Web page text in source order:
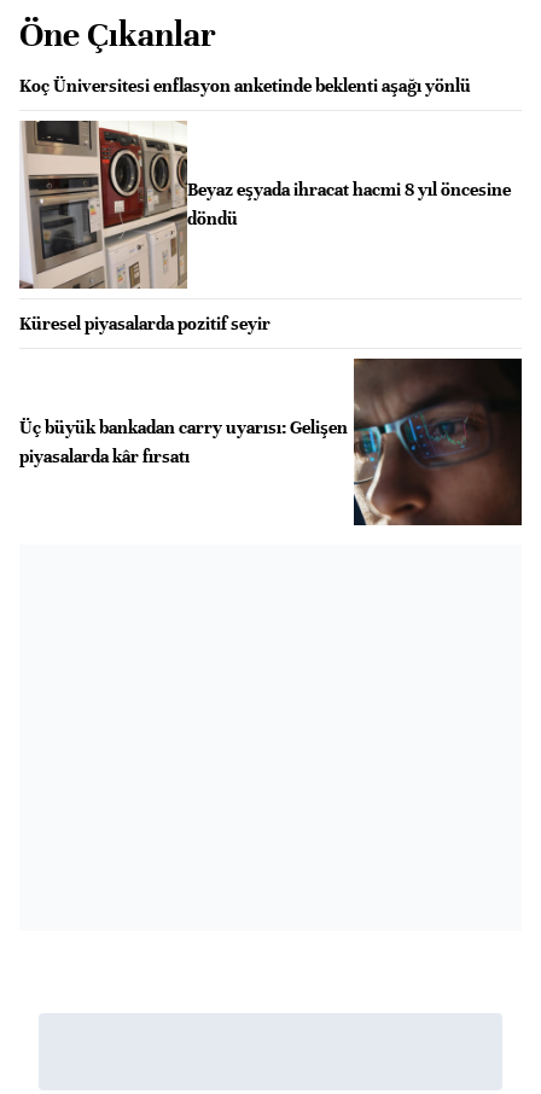
Öne Çıkanlar
Koç Üniversitesi enflasyon anketinde beklenti aşağı yönlü
Beyaz eşyada ihracat hacmi 8 yıl öncesine
döndü
Küresel piyasalarda pozitif seyir
Üç büyük bankadan carry uyarısı: Gelişen
piyasalarda kâr fırsatı